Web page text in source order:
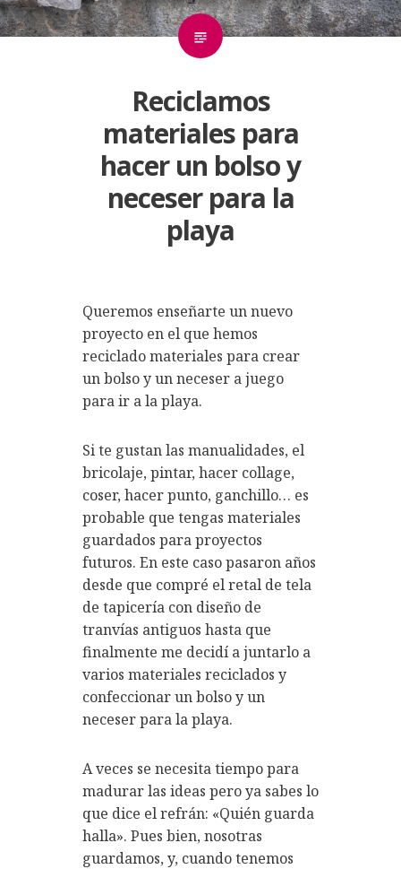
Reciclamos
materiales para
hacer un bolso y
neceser para la
playa
Queremos enseñarte un nuevo
proyecto en el que hemos
reciclado materiales para crear
un bolso y un neceser a juego
para ir a la playa.
Si te gustan las manualidades, el
bricolaje, pintar, hacer collage,
coser, hacer punto, ganchillo… es
probable que tengas materiales
guardados para proyectos
futuros. En este caso pasaron años
desde que compré el retal de tela
de tapicería con diseño de
tranvías antiguos hasta que
finalmente me decidí a juntarlo a
varios materiales reciclados y
confeccionar un bolso y un
neceser para la playa.
A veces se necesita tiempo para
madurar las ideas pero ya sabes lo
que dice el refrán: «Quién guarda
halla». Pues bien, nosotras
guardamos, y, cuando tenemos